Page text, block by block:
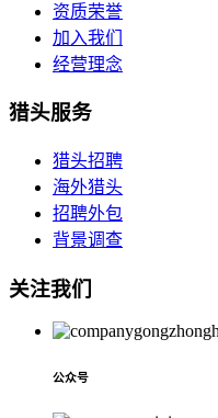
资质荣誉
加入我们
经营理念
猎头服务
猎头招聘
海外猎头
招聘外包
背景调查
关注我们
公众号